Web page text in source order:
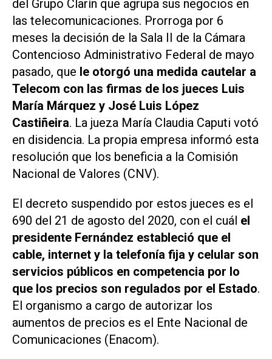
del Grupo Clarín que agrupa sus negocios en
las telecomunicaciones. Prorroga por 6
meses la decisión de la Sala II de la Cámara
Contencioso Administrativo Federal de mayo
pasado, que le otorgó una medida cautelar a
Telecom con las firmas de los jueces Luis
María Márquez y José Luis López
Castiñeira. La jueza María Claudia Caputi votó
en disidencia. La propia empresa informó esta
resolución que los beneficia a la Comisión
Nacional de Valores (CNV).
El decreto suspendido por estos jueces es el
690 del 21 de agosto del 2020, con el cuál el
presidente Fernández estableció que el
cable, internet y la telefonía fija y celular son
servicios públicos en competencia por lo
que los precios son regulados por el Estado.
El organismo a cargo de autorizar los
aumentos de precios es el Ente Nacional de
Comunicaciones (Enacom).